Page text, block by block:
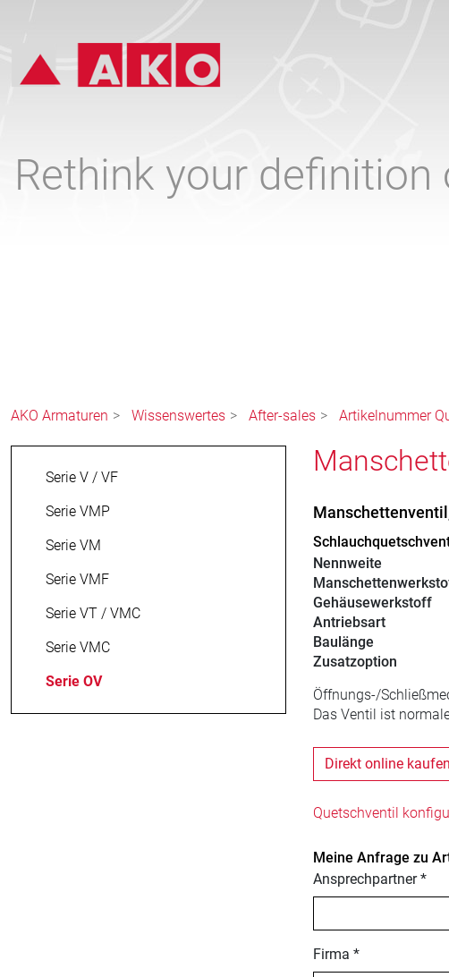
Rethink your
AKO Armaturen Wissenswertes After-sales Artikelnummer
Serie V / VF
Serie VMP
Serie VM
Serie VMF
Serie VT / VMC
Serie VMC
Serie OV
Nennweite
Gehäusewerkstoff
Antriebsart
Baulänge
Zusatzoption
Öffnungs-/
Das Ventil ist
Direkt online kaufen
Quetschventil
Meine Anfrage zu
Ansprechpartner *
Firma *